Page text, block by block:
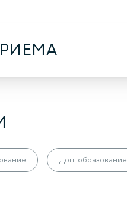
Доп. образование